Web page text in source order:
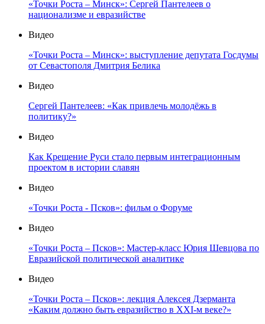
«Точки Роста – Минск»: Сергей Пантелеев о
национализме и евразийстве
Видео
«Точки Роста – Минск»: выступление депутата Госдумы
от Севастополя Дмитрия Белика
Видео
Сергей Пантелеев: «Как привлечь молодёжь в
политику?»
Видео
Как Крещение Руси стало первым интеграционным
проектом в истории славян
Видео
«Точки Роста - Псков»: фильм о Форуме
Видео
«Точки Роста – Псков»: Мастер-класс Юрия Шевцова по
Евразийской политической аналитике
Видео
«Точки Роста – Псков»: лекция Алексея Дзерманта
«Каким должно быть евразийство в XXI-м веке?»